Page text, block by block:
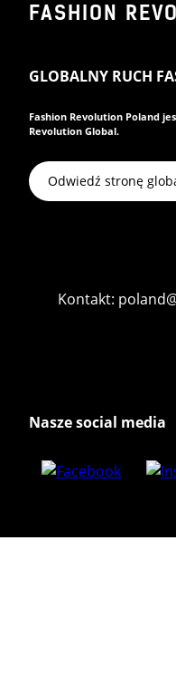
FASHION
GLOBALNY RUCH
Fashion Revolution Poland
Revolution Global.
Odwiedź stronę
Kontakt:
Nasze social media